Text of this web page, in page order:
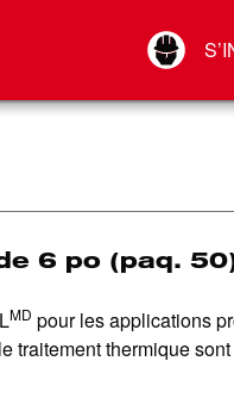
6 po (paq.
MD pour les applications
traitement thermique